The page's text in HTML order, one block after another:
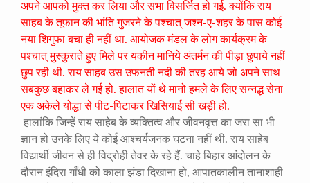
अपने आपको मुक्त कर लिया और सभा विसर्जित हो गई. क्योंकि राय
साहब के तूफान की भांति गुजरने के पश्चात् जश्न-ए-शहर के पास कोई
नया शिगुफा बचा ही नहीं था. आयोजक मंडल के लोग कार्यक्रम के
पश्चात् मुस्कुराते हुए मिले पर यकीन मानिये अंतर्मन की पीड़ा छुपाये नहीं
छुप रही थी. राय साहब उस उफनती नदी की तरह आये जो अपने साथ
सबकुछ बहाकर ले गई हो. हालात यों थे मानो हमले के लिए सन्नद्ध सेना
एक अकेले योद्धा से पीट-पिटाकर खिसियाई सी खड़ी हो.
हालांकि जिन्हें राय साहेब के व्यक्तित्व और जीवनवृत्त का जरा सा भी
ज्ञान हो उनके लिए ये कोई आश्चर्यजनक घटना नहीं थी. राय साहेब
विद्यार्थी जीवन से ही विद्रोही तेवर के रहे हैं. चाहे बिहार आंदोलन के
दौरान इंदिरा गाँधी को काला झंडा दिखाना हो, आपातकालीन तानाशाही